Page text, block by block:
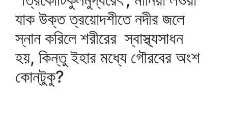
যাক উক্ত ত্রয়োদশীতে নদীর জলে
স্নান করিলে শরীরের স্বাস্থ্যসাধন
হয়, কিন্তু ইহার মধ্যে গৌরবের অংশ
কোন্‌টুকু?